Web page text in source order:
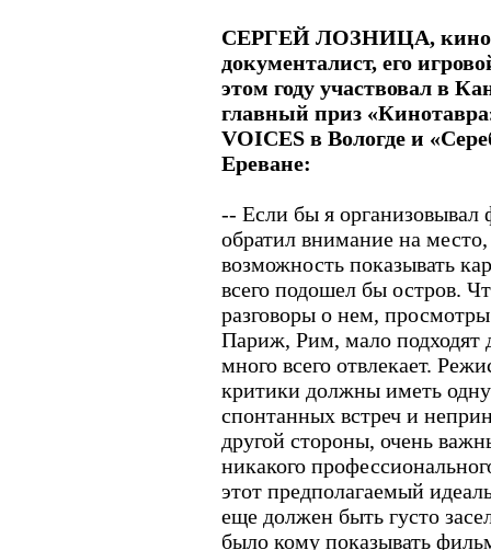
СЕРГЕЙ ЛОЗНИЦА,
документалист, его
этом году участвовал в
главный приз
VOICES в Вологде и
Ереване:
-- Если бы я организовывал
обратил внимание на
возможность показывать
всего подошел бы остров.
разговоры о нем,
Париж, Рим, мало подходят
много всего отвлекает.
критики должны иметь
спонтанных встреч и
другой стороны, очень
никакого
этот предполагаемый
еще должен быть густо
было кому показывать